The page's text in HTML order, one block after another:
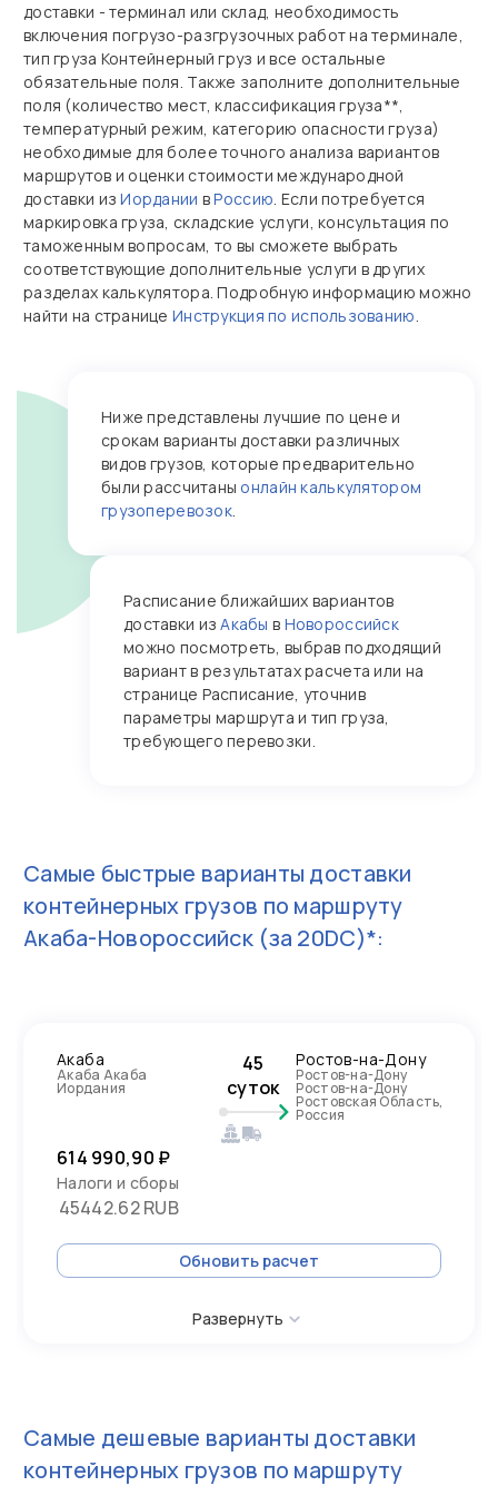
доставки - терминал или склад, необходимость
включения погрузо-разгрузочных работ на терминале,
тип груза Контейнерный груз и все остальные
обязательные поля. Также заполните дополнительные
поля (количество мест, классификация груза**,
температурный режим, категорию опасности груза)
необходимые для более точного анализа вариантов
маршрутов и оценки стоимости международной
доставки изИордании вРоссию. Если потребуется
маркировка груза, складские услуги, консультация по
таможенным вопросам, то вы сможете выбрать
соответствующие дополнительные услуги в других
разделах калькулятора. Подробную информацию можно
найти на страницеИнструкция по использованию.
Ниже представлены лучшие по цене и
срокам варианты доставки различных
видов грузов, которые предварительно
были рассчитаны онлайн калькулятором
грузоперевозок.
Расписание ближайших вариантов
доставки изАкабы в Новороссийск
можно посмотреть, выбрав подходящий
вариант в результатах расчета или на
странице Расписание, уточнив
параметры маршрута и тип груза,
требующего перевозки.
Самые быстрые варианты доставки
контейнерных грузов по маршруту
Акаба-Новороссийск (за 20DC)*:
Акаба
Акаба Акаба
Иордания
45
суток
Ростов-на-Дону
Ростов-на-Дону
Ростов-на-Дону
Ростовская Область,
Россия
614 990,90 ₽
Налоги и сборы
45442.62 RUB
Обновить расчет
Развернуть
Самые дешевые варианты доставки
контейнерных грузов по маршруту